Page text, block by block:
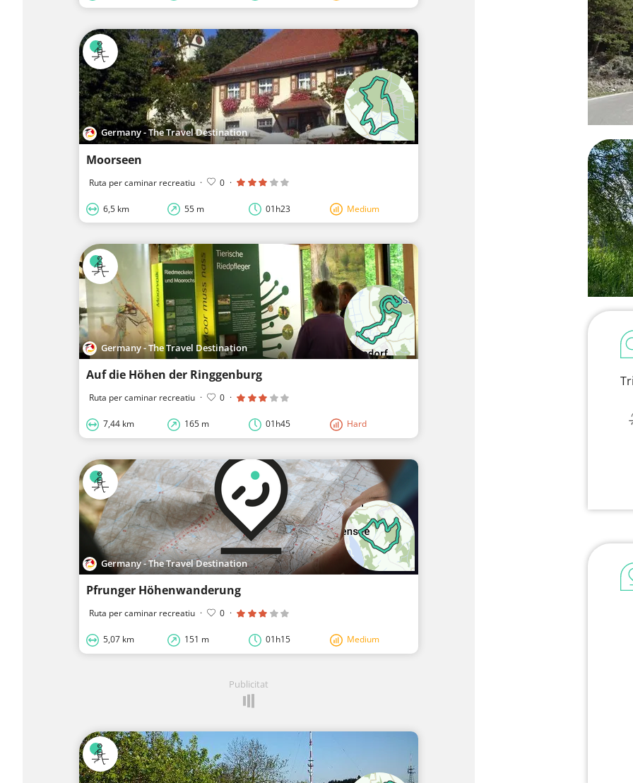
Germany - The Travel Destination
Moorseen
Ruta per caminar recreatiu · 0 ·
6,5 km 55 m 01h23 Medium
Germany - The Travel Destination
Auf die Höhen der Ringgenburg
Ruta per caminar recreatiu · 0 ·
7,44 km 165 m 01h45 Hard
Germany - The Travel Destination
Pfrunger Höhenwanderung
Ruta per caminar recreatiu · 0 ·
5,07 km 151 m 01h15 Medium
Publicitat